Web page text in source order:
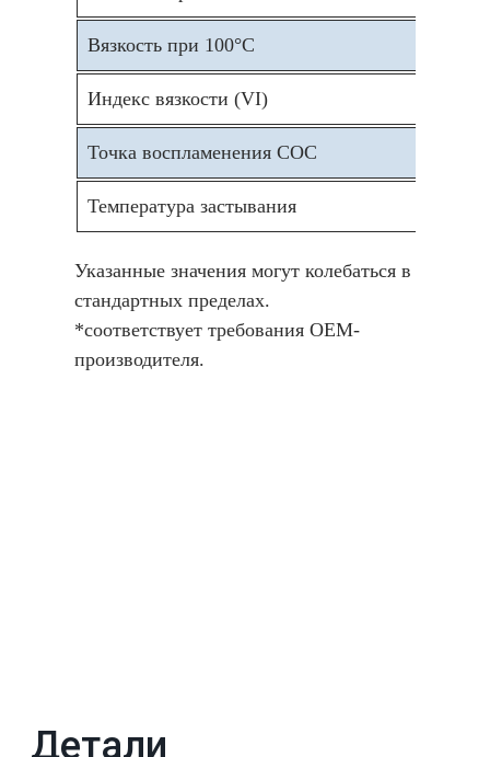
Вязкость при 100°C
Индекс вязкости (VI)
Точка воспламенения COC
Температура застывания
Указанные значения могут колебаться в
стандартных пределах.
*соответствует требования OEM-
производителя.
Детали